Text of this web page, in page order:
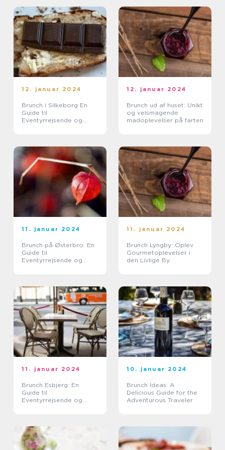
12. januar 2024
Brunch i Silkeborg En
Guide til
Eventyrrejsende og
12. januar 2024
Brunch ud af huset: Unikt
og velsmagende
madoplevelser på farten
11. januar 2024
Brunch på Østerbro: En
Guide til
Eventyrrejsende og
11. januar 2024
Brunch Lyngby: Oplev
Gourmetoplevelser i
den Livlige By
11. januar 2024
Brunch Esbjerg: En
Guide til
Eventyrrejsende og
10. januar 2024
Brunch Ideas: A
Delicious Guide for the
Adventurous Traveler